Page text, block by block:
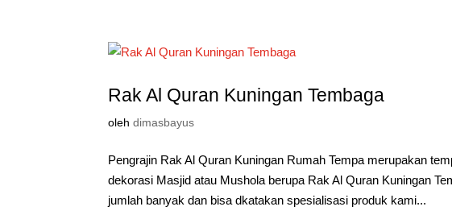
Rak Al Quran Kuningan Tembaga
olehdimasbayus
Pengrajin Rak Al Quran Kuningan Rumah Tempa merupakan
dekorasi Masjid atau Mushola berupa Rak Al Quran Kuningan
jumlah banyak dan bisa dkatakan spesialisasi produk kami...